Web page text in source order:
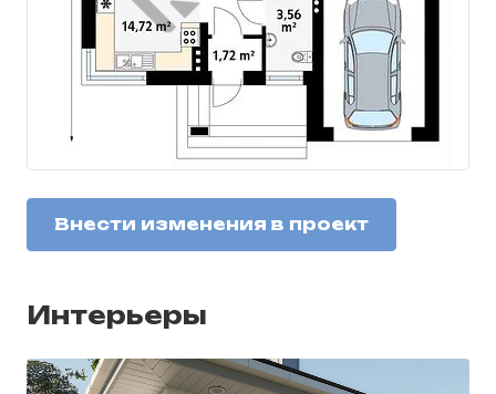
Внести изменения в проект
Интерьеры